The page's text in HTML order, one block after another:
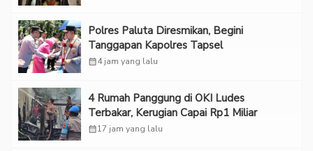
Polres Paluta Diresmikan, Begini
Tanggapan Kapolres Tapsel
calendar_month4 jam yang lalu
‎4 Rumah Panggung di OKI Ludes
Terbakar, Kerugian Capai Rp1 Miliar
calendar_month17 jam yang lalu